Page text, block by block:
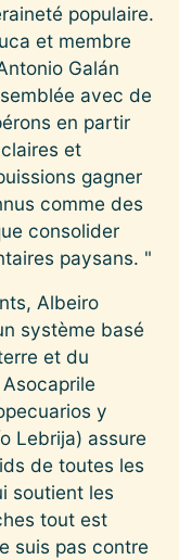
populaire.
et membre
Galán
avec de
en partir
et
gagner
comme des
consolider
paysans. "
Albeiro
système basé
et du
y
Lebrija) assure
de toutes les
soutient les
tout est
suis pas contre